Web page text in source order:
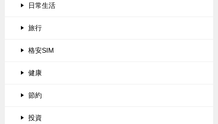
日常生活
旅行
格安SIM
健康
節約
投資